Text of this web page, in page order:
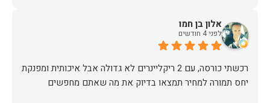
אלון בן חמו
לפני 4 חודשים
יחס תמורה למחיר תמצאו בדיוק את מה שאתם מחפשים